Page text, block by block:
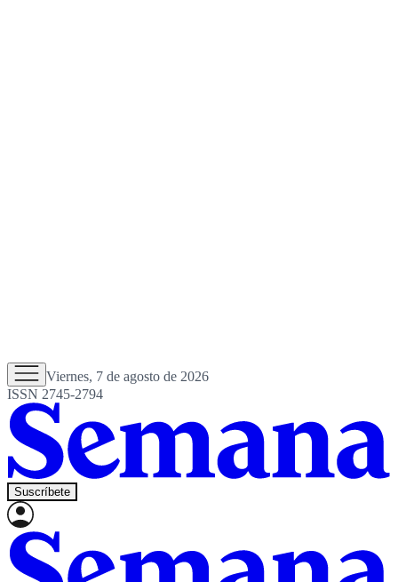
Viernes, 7 de agosto de 2026
ISSN 2745-2794
Suscríbete